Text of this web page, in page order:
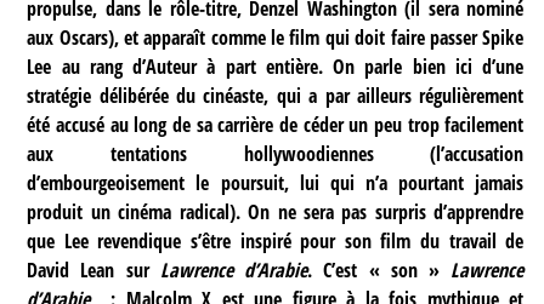
propulse, dans le rôle-titre, Denzel Washington (il sera nominé
aux Oscars), et apparaît comme le film qui doit faire passer Spike
Lee au rang d’Auteur à part entière. On parle bien ici d’une
stratégie délibérée du cinéaste, qui a par ailleurs régulièrement
été accusé au long de sa carrière de céder un peu trop facilement
aux tentations hollywoodiennes (l’accusation
d’embourgeoisement le poursuit, lui qui n’a pourtant jamais
produit un cinéma radical). On ne sera pas surpris d’apprendre
que Lee revendique s’être inspiré pour son film du travail de
David Lean sur Lawrence d’Arabie. C’est « son » Lawrence
d’Arabie
: Malcolm X est une figure à la fois mythique et